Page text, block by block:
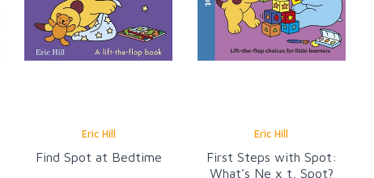
Eric Hill
Find Spot at Bedtime
Eric Hill
First Steps with Spot:
What's Ne x t, Spot?